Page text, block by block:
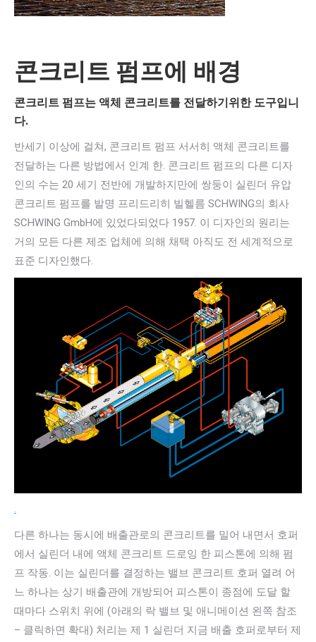
콘크리트 펌프에 배경
콘크리트 펌프는 액체 콘크리트를 전달하기위한 도구입니
다.
반세기 이상에 걸쳐, 콘크리트 펌프 서서히 액체 콘크리트를
전달하는 다른 방법에서 인계 한. 콘크리트 펌프의 다른 디자
인의 수는 20 세기 전반에 개발하지만에 쌍둥이 실린더 유압
콘크리트 펌프를 발명 프리드리히 빌헬름 SCHWING의 회사
SCHWING GmbH에 있었다되었다 1957. 이 디자인의 원리는
거의 모든 다른 제조 업체에 의해 채택 아직도 전 세계적으로
표준 디자인했다.
.
다른 하나는 동시에 배출관로의 콘크리트를 밀어 내면서 호퍼
에서 실린더 내에 액체 콘크리트 드로잉 한 피스톤에 의해 펌
프 작동. 이는 실린더를 결정하는 밸브 콘크리트 호퍼 열려 어
느 하나는 상기 배출관에 개방되어 피스톤이 종점에 도달 할
때마다 스위치 위에 (아래의 락 밸브 및 애니메이션 왼쪽 참조
– 클릭하면 확대) 처리는 제 1 실린더 지금 배출 호퍼로부터 제